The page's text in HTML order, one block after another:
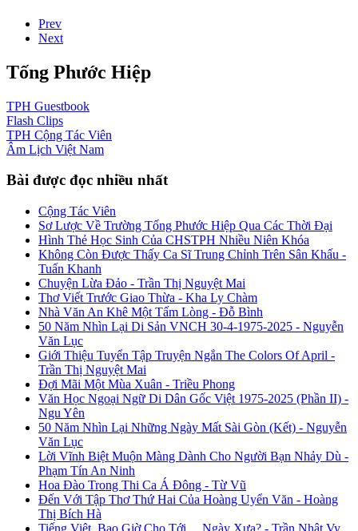
Prev
Next
Tống Phước Hiệp
TPH Guestbook
Flash Clips
TPH Cộng Tác Viên
Âm Lịch Việt Nam
Bài được đọc nhiều nhất
Cộng Tác Viên
Sơ Lược Về Trường Tống Phước Hiệp Qua Các Thời Đại
Hình Thẻ Học Sinh Của CHSTPH Nhiều Niên Khóa
Không Còn Được Thấy Ca Sĩ Trung Chỉnh Trên Sân Khấu -
Tuấn Khanh
Chuyện Lừa Đảo - Trần Thị Nguyệt Mai
Thơ Viết Trước Giao Thừa - Kha Ly Chàm
Nhà Văn An Khê Một Tấm Lòng - Đỗ Bình
50 Năm Nhìn Lại Di Sản VNCH 30-4-1975-2025 - Nguyễn
Văn Lục
Giới Thiệu Tuyển Tập Truyện Ngắn The Colors Of April -
Trần Thị Nguyệt Mai
Đợi Mãi Một Mùa Xuân - Triều Phong
Văn Học Ngoại Ngữ Di Dân Gốc Việt 1975-2025 (Phần II) -
Ngu Yên
50 Năm Nhìn Lại Những Ngày Mất Sài Gòn (Kết) - Nguyễn
Văn Lục
Lời Vĩnh Biệt Muộn Màng Dành Cho Người Bạn Nhảy Dù -
Phạm Tín An Ninh
Hoa Đào Trong Thi Ca Á Đông - Từ Vũ
Đến Với Tập Thơ Thứ Hai Của Hoàng Uyển Văn - Hoàng
Thị Bích Hà
Tiếng Việt, Bao Giờ Cho Tới… Ngày Xưa? - Trần Nhật Vy